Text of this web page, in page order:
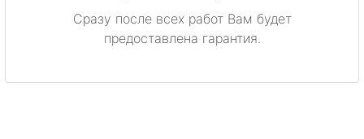
Сразу после всех работ Вам будет
предоставлена гарантия.